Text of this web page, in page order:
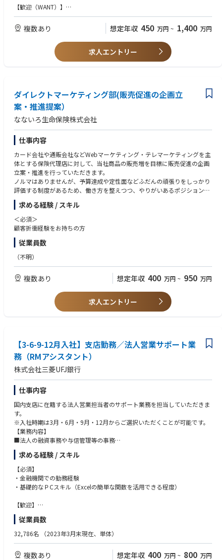
フを急募いたします。
【業務内容】
本ポジションでは、営業本部にて下記の業務を行っていただきます。
・オペレーティングリースファンドの投資家向け販売
・投資家紹介先（地域金融機関など）への紹介依頼営業（対象は全国）
【歓迎（WANT）】
・ファンドビジネスのご経験もしくはご興味をお持ちの方
・オペレーティングリース（JOL/JOLCO）のご経験者 優遇
・要：普通免許 車を使う営業活動があります。
複数あり 想定年収 450 万円 ~ 1,400 万円
求人エントリー
ダイレクトマーケティング部(販売促進の企画立
案・推進提案）
なないろ生命保険株式会社
仕事内容
カード会社や通販会社などWebマーケティング・テレマーケティングを主
体とする保険代理店に対して、当社商品の販売増を目標に販売促進の企画
立案・推進を行っていただきます。
ノルマはありませんが、予算達成や定性面などふだんの頑張りをしっかり
評価する制度があるため、働き方を整えつつ、やりがいあるポジションで
す。
・代理店の売上向上のための商材知識の共有
・カード会社や通販会社と保険代理店のアライアンス支援
※数値分析や対面・Web・テレマーケティングなどの多様なチャネルを駆
使した集客方法、募集人の教育なども含めてプロモーションいただきま
① 2021年に誕生した新しい会社
創業130年以上の歴史を持つ朝日生命のグループ会社として、安定した基
② メリハリを持って働ける就業環境
当社は年間休日120日以上を確保し、全社平均残業時間は月15時間程度
（担当業務によって差は有）と、働きやすい就業環境作りに取り組んでい
ます。
③ 朝日生命グループの安定性
当社は、ポジティブ・アクション推進企業としてメディアにも多く取り上
げられている朝日生命グループの一員です。男女ともに育休取得率も高く
非常に働きやすい環境が整っており、従業員が長期的に働き続けられるよ
うサポートしています。
求める経験 / スキル
＜必須＞
顧客折衝経験をお持ちの方
従業員数
（不明）
複数あり 想定年収 400 万円 ~ 950 万円
求人エントリー
【3-6-9-12月入社】支店勤務／法人営業サポート業
務（RMアシスタント）
株式会社三菱UFJ銀行
仕事内容
国内支店に在籍する法人営業担当者のサポート業務を担当していただきま
す。
※入社時期は3月・6月・9月・12月からご選択いただくことが可能です。
【業務内容】
■法人の融資事務や与信管理等の事務
■メールや電話等によるお客さまとの折衝（一部外訪も有）
■行内関係各部との連携
【キャリアパス】
営業サポート領域での専門性を高めるキャリアのほか、ご本人が希望する
求める経験 / スキル
【必須】
・金融機関での勤務経験
・基礎的なＰCスキル（Excelの簡単な関数を活用できる程度）
【歓迎】
・銀行の融資事務や預為事務またはそれに準じた職務経験を有する方
従業員数
32,786名 （2023年3月末現在、単体）
複数あり 想定年収 400 万円 ~ 800 万円